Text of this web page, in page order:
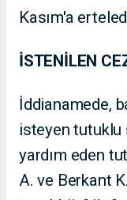
Kasım'a
İSTENİLEN
İddianamede,
isteyen tutuklu
yardım eden
A. ve Berkant